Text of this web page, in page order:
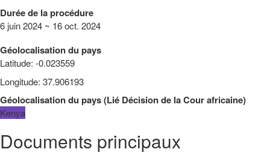
Durée de la procédure
6 juin 2024 ~ 16 oct. 2024
Géolocalisation du pays
Latitude: -0.023559
Longitude: 37.906193
Géolocalisation du pays(Lié Décision de la Cour africaine)
Kenya
Documents principaux